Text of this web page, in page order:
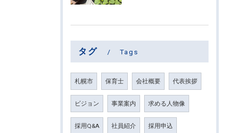
タグ Tags
札幌市 保育士 会社概要 代表挨拶
ビジョン 事業案内 求める人物像
採用Q&A 社員紹介 採用申込